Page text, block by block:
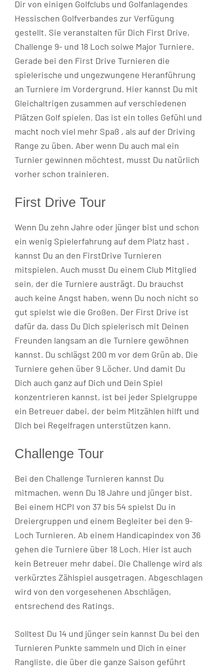
Dir von einigen Golfclubs und Golfanlagendes
Hessischen Golfverbandes zur Verfügung
gestellt. Sie veranstalten für Dich First Drive,
Challenge 9- und 18 Loch soiwe Major Turniere.
Gerade bei den First Drive Turnieren die
spielerische und ungezwungene Heranführung
an Turniere im Vordergrund. Hier kannst Du mit
Gleichaltrigen zusammen auf verschiedenen
Plätzen Golf spielen. Das ist ein tolles Gefühl und
macht noch viel mehr Spaß , als auf der Driving
Range zu üben. Aber wenn Du auch mal ein
Turnier gewinnen möchtest, musst Du natürlich
vorher schon trainieren.
First Drive Tour
Wenn Du zehn Jahre oder jünger bist und schon
ein wenig Spielerfahrung auf dem Platz hast ,
kannst Du an den FirstDrive Turnieren
mitspielen. Auch musst Du einem Club Mitglied
sein, der die Turniere austrägt. Du brauchst
auch keine Angst haben, wenn Du noch nicht so
gut spielst wie die Großen. Der First Drive ist
dafür da, dass Du Dich spielerisch mit Deinen
Freunden langsam an die Turniere gewöhnen
kannst. Du schlägst 200 m vor dem Grün ab. Die
Turniere gehen über 9 Löcher. Und damit Du
Dich auch ganz auf Dich und Dein Spiel
konzentrieren kannst, ist bei jeder Spielgruppe
ein Betreuer dabei, der beim Mitzählen hilft und
Dich bei Regelfragen unterstützen kann.
Challenge Tour
Bei den Challenge Turnieren kannst Du
mitmachen, wenn Du 18 Jahre und jünger bist.
Bei einem HCPI von 37 bis 54 spielst Du in
Dreiergruppen und einem Begleiter bei den 9-
Loch Turnieren. Ab einem Handicapindex von 36
gehen die Turniere über 18 Loch. Hier ist auch
kein Betreuer mehr dabei. Die Challenge wird als
verkürztes Zählspiel ausgetragen. Abgeschlagen
wird von den vorgesehenen Abschlägen,
entsrechend des Ratings.
Solltest Du 14 und jünger sein kannst Du bei den
Turnieren Punkte sammeln und Dich in einer
Rangliste, die über die ganze Saison geführt